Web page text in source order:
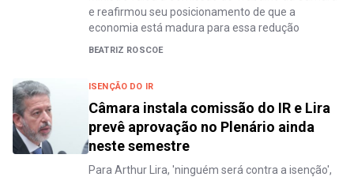
e reafirmou seu posicionamento de que a
economia está madura para essa redução
BEATRIZ ROSCOE
ISENÇÃO DO IR
Câmara instala comissão do IR e Lira
prevê aprovação no Plenário ainda
neste semestre
Para Arthur Lira, 'ninguém será contra a isenção',